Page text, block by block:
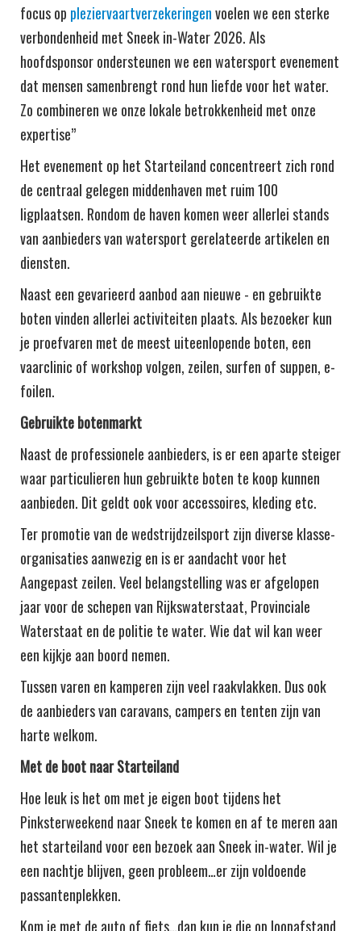
focus op pleziervaartverzekeringenvoelen we een sterke
verbondenheid met Sneek in-Water 2026. Als
hoofdsponsor ondersteunen we een watersport evenement
dat mensen samenbrengt rond hun liefde voor het water.
Zo combineren we onze lokale betrokkenheid met onze
expertise”
Het evenement op het Starteiland concentreert zich rond
de centraal gelegen middenhaven met ruim 100
ligplaatsen. Rondom de haven komen weer allerlei stands
van aanbieders van watersport gerelateerde artikelen en
diensten.
Naast een gevarieerd aanbod aan nieuwe - en gebruikte
boten vinden allerlei activiteiten plaats. Als bezoeker kun
je proefvaren met de meest uiteenlopende boten, een
vaarclinic of workshop volgen, zeilen, surfen of suppen, e-
foilen.
Gebruikte botenmarkt
Naast de professionele aanbieders, is er een aparte steiger
waar particulieren hun gebruikte boten te koop kunnen
aanbieden. Dit geldt ook voor accessoires, kleding etc.
Ter promotie van de wedstrijdzeilsport zijn diverse klasse-
organisaties aanwezig en is er aandacht voor het
Aangepast zeilen. Veel belangstelling was er afgelopen
jaar voor de schepen van Rijkswaterstaat, Provinciale
Waterstaat en de politie te water. Wie dat wil kan weer
een kijkje aan boord nemen.
Tussen varen en kamperen zijn veel raakvlakken. Dus ook
de aanbieders van caravans, campers en tenten zijn van
harte welkom.
Met de boot naar Starteiland
Hoe leuk is het om met je eigen boot tijdens het
Pinksterweekend naar Sneek te komen en af te meren aan
het starteiland voor een bezoek aan Sneek in-water. Wil je
een nachtje blijven, geen probleem…er zijn voldoende
passantenplekken.
Kom je met de auto of fiets…dan kun je die op loopafstand